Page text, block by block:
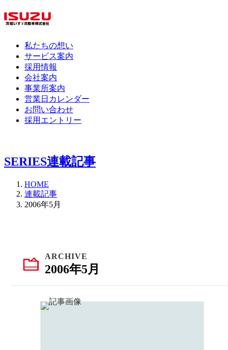
私たちの想い
サービス案内
採用情報
会社案内
事業所案内
営業日カレンダー
お問い合わせ
採用エントリー
SERIES連載記事
HOME
連載記事
2006年5月
ARCHIVE
2006年5月